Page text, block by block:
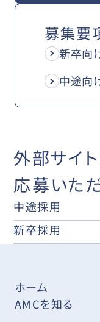
募集要
新卒向
中途向
外部サイ
応募いた
中途採用
新卒採用
ホーム
AMCを知る